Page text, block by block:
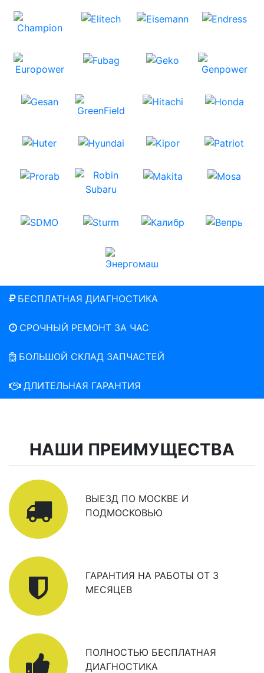
БЕСПЛАТНАЯ ДИАГНОСТИКА
СРОЧНЫЙ РЕМОНТ ЗА ЧАС
БОЛЬШОЙ СКЛАД ЗАПЧАСТЕЙ
ДЛИТЕЛЬНАЯ ГАРАНТИЯ
НАШИ ПРЕИМУЩЕСТВА
ВЫЕЗД ПО МОСКВЕ И
ПОДМОСКОВЬЮ
ГАРАНТИЯ НА РАБОТЫ ОТ 3
МЕСЯЦЕВ
ПОЛНОСТЬЮ БЕСПЛАТНАЯ
ДИАГНОСТИКА